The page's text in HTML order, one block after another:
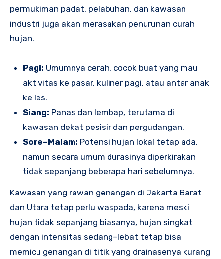
permukiman padat, pelabuhan, dan kawasan
industri juga akan merasakan penurunan curah
hujan.
Pagi: Umumnya cerah, cocok buat yang mau
aktivitas ke pasar, kuliner pagi, atau antar anak
ke les.
Siang: Panas dan lembap, terutama di
kawasan dekat pesisir dan pergudangan.
Sore–Malam: Potensi hujan lokal tetap ada,
namun secara umum durasinya diperkirakan
tidak sepanjang beberapa hari sebelumnya.
Kawasan yang rawan genangan di Jakarta Barat
dan Utara tetap perlu waspada, karena meski
hujan tidak sepanjang biasanya, hujan singkat
dengan intensitas sedang–lebat tetap bisa
memicu genangan di titik yang drainasenya kurang